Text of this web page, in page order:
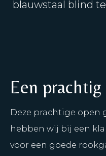
blauwstaal blind
Een
Deze prachtige open
hebben wij bij een
voor een goede